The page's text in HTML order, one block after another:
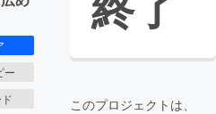
ー
このプロジェクトは、